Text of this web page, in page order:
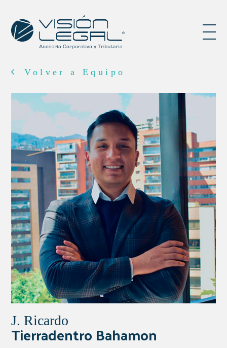
Volver a Equipo
J. Ricardo
Tierradentro Bahamon